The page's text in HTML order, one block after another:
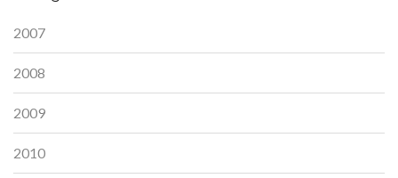
2007
2008
2009
2010